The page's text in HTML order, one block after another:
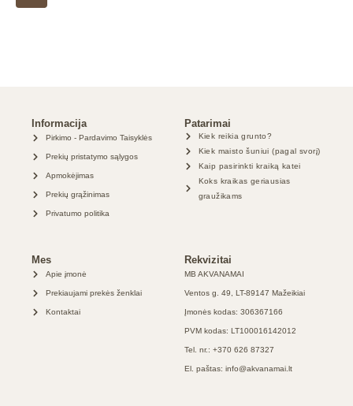
Informacija
Pirkimo - Pardavimo Taisyklės
Prekių pristatymo sąlygos
Apmokėjimas
Prekių grąžinimas
Privatumo politika
Patarimai
Kiek reikia grunto?
Kiek maisto šuniui (pagal svorį)
Kaip pasirinkti kraiką katei
Koks kraikas geriausias
graužikams
Mes
Apie įmonė
Prekiaujami prekės ženklai
Kontaktai
Rekvizitai
MB AKVANAMAI
Ventos g. 49, LT-89147 Mažeikiai
Įmonės kodas: 306367166
PVM kodas: LT100016142012
Tel. nr.: +370 626 87327
El. paštas: info@akvanamai.lt